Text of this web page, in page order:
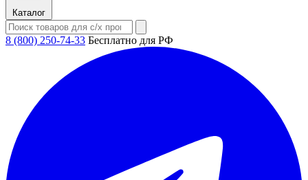
Каталог
8 (800) 250-74-33 Бесплатно для РФ